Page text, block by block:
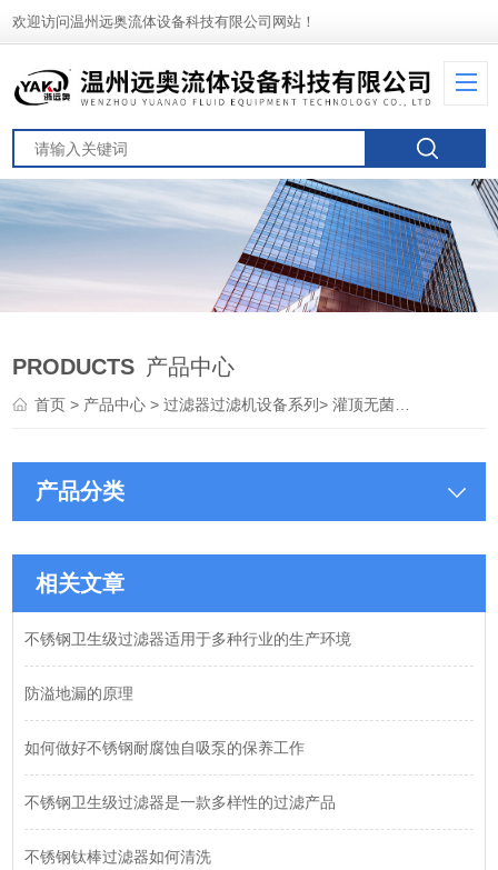
欢迎访问温州远奥流体设备科技有限公司网站！
PRODUCTS 产品中心
首页> 产品中心>过滤器过滤机设备系列>灌顶无菌呼吸器
产品分类
相关文章
不锈钢卫生级过滤器适用于多种行业的生产环境
防溢地漏的原理
如何做好不锈钢耐腐蚀自吸泵的保养工作
不锈钢卫生级过滤器是一款多样性的过滤产品
不锈钢钛棒过滤器如何清洗